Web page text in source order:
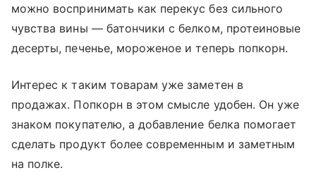
можно воспринимать как перекус без сильного
чувства вины — батончики с белком, протеиновые
десерты, печенье, мороженое и теперь попкорн.
Интерес к таким товарам уже заметен в
продажах. Попкорн в этом смысле удобен. Он уже
знаком покупателю, а добавление белка помогает
сделать продукт более современным и заметным
на полке.